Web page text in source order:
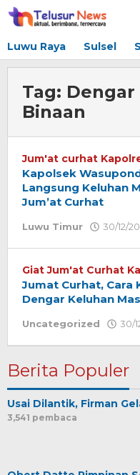
Lewati
ke
Luwu Raya Sulsel
Tag: Dengar
Binaan
Jum'at curhat
Kapolsek
Langsung Keluhan
Jum’at Curhat
Luwu Timur 30/12/
Giat Jum'at Curhat
Jumat Curhat, Cara
Dengar Keluhan
Uncategorized 30/
Berita Populer
Usai Dilantik, Firman
3,541 pembaca